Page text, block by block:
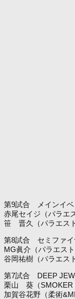
第9試合 メインイ
赤尾セイジ（パラエ
笹 晋久（パラエスト
第8試合 セミファ
MG眞介（パラエスト
谷岡祐樹（パラエス
第7試合 DEEP
栗山 葵（SMOKER
加賀谷花野（柔術